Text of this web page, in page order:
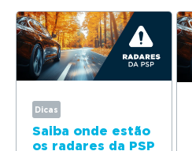
Dicas
Saiba onde estão
os radares da PSP